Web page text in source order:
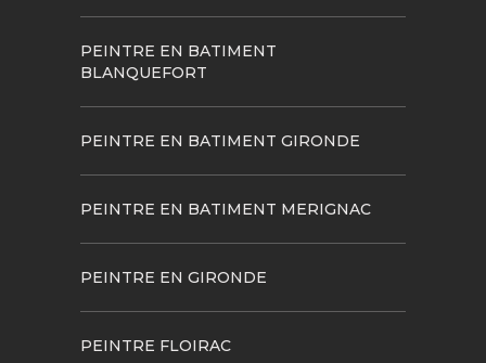
PEINTRE EN BATIMENT
BLANQUEFORT
PEINTRE EN BATIMENT GIRONDE
PEINTRE EN BATIMENT MERIGNAC
PEINTRE EN GIRONDE
PEINTRE FLOIRAC